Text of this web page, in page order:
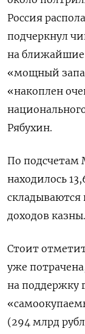
Россия
подчеркнул
на ближайшие
«мощный
«накоплен
Рябухин.
По подсчетам
находилось
складываются
доходов казны.
Стоит
уже
на поддержку
(294 млрд